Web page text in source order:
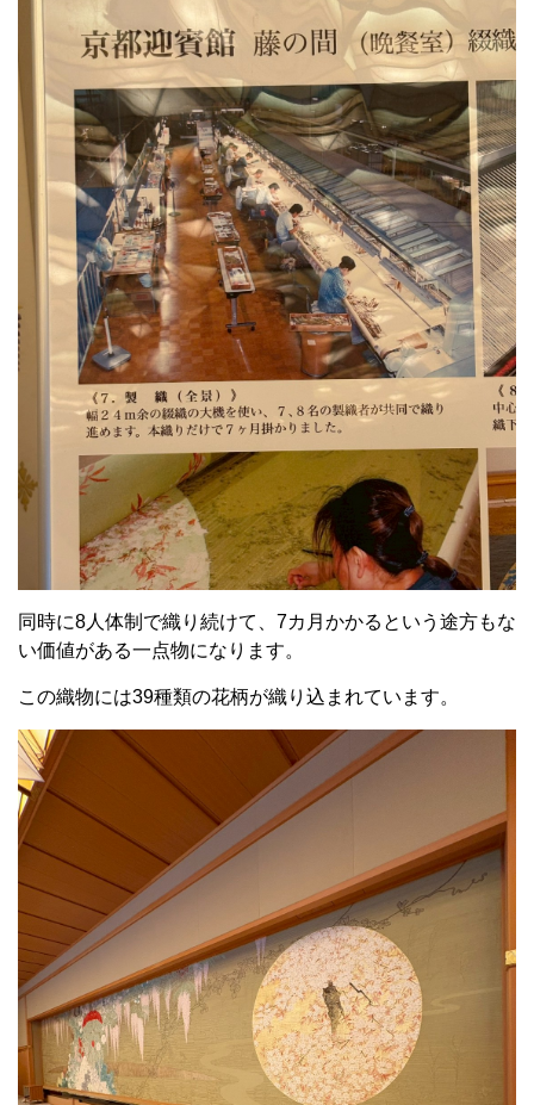
同時に8人体制で織り続けて、7カ月かかるという途方もな
い価値がある一点物になります。
この織物には39種類の花柄が織り込まれています。